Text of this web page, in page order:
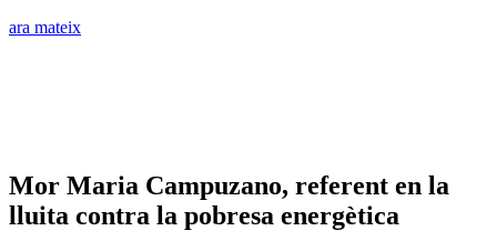
ara mateix
Mor Maria Campuzano, referent en la
lluita contra la pobresa energètica